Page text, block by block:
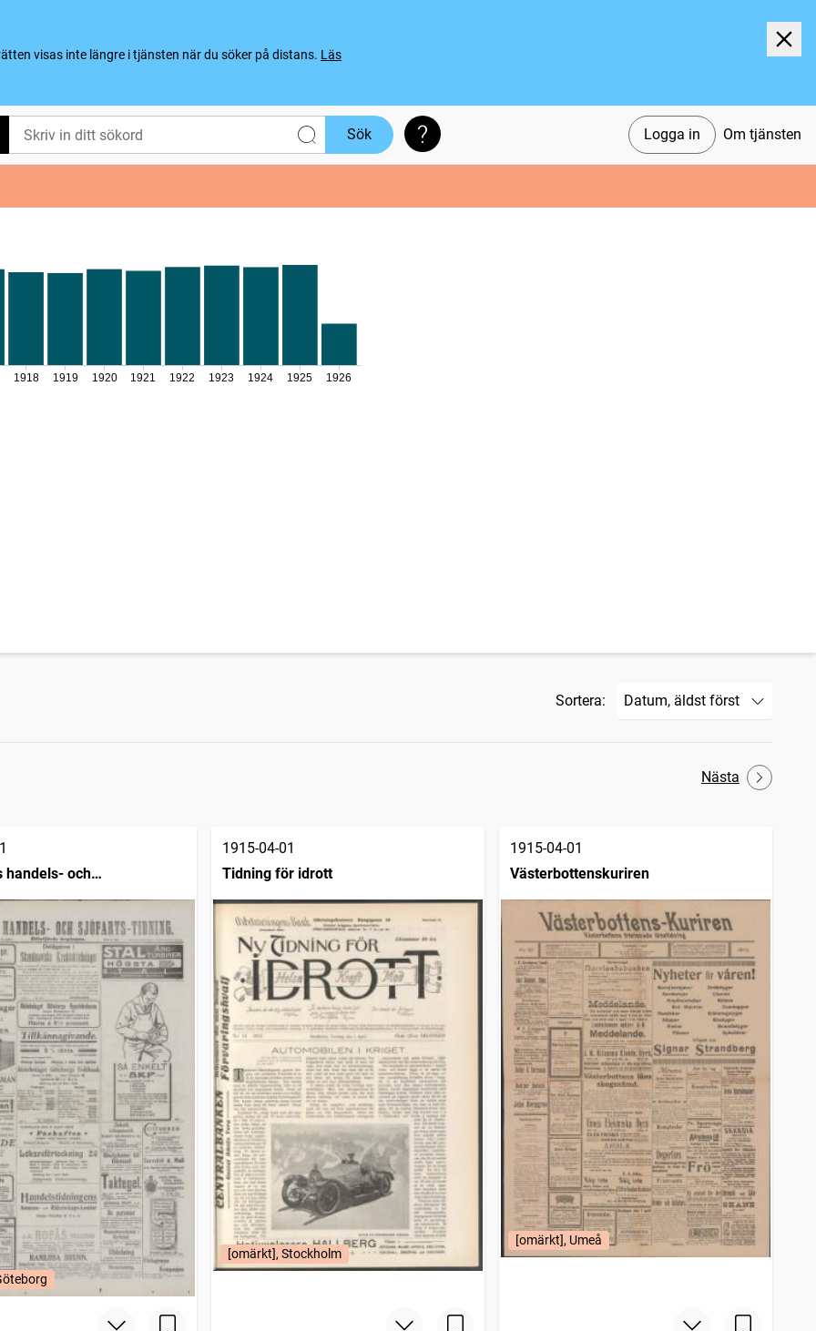
visas inte längre i tjänsten när du söker på distans. Läs
Logga in Om tjänsten
Sök Söktips
1918 1919 1920 1921 1922 1923 1924 1925 1926
Sortera:
Nästa
handels- och
(1832)
1915-04-01
Tidning för idrott
[omärkt], Stockholm
1915-04-01
Västerbottenskuriren
[omärkt], Umeå